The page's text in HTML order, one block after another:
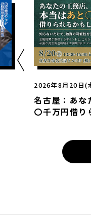
、本当はあと
しれません。